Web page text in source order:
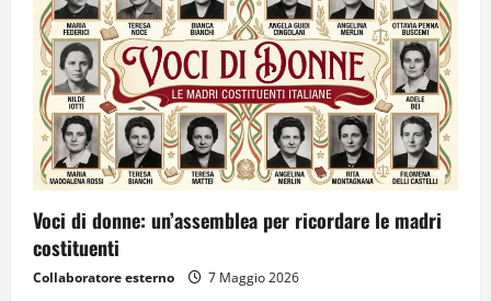
Voci di donne: un’assemblea per ricordare le madri
costituenti
Collaboratore esterno 7 Maggio 2026